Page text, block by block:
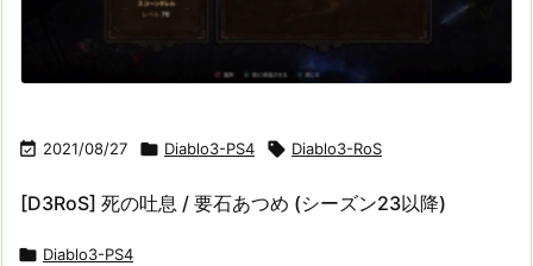
 2021/08/27  Diablo3-PS4  Diablo3-RoS
[D3RoS] 死の吐息 / 要石あつめ (シーズン23以降)
 Diablo3-PS4